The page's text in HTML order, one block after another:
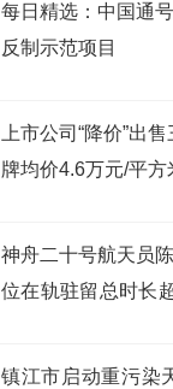
每日精选：中国通
反制示范项目
上市公司“降价”出
牌均价4.6万元/平方
神舟二十号航天员
位在轨驻留总时长
员，也是目前空间
国航天员
镇江市启动重污染